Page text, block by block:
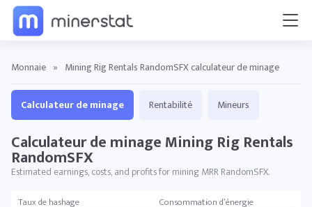
Monnaie » Mining Rig Rentals RandomSFX calculateur de minage
Calculateur de minage Rentabilité Mineurs
Calculateur de minage Mining Rig Rentals
RandomSFX
Estimated earnings, costs, and profits for mining MRR RandomSFX.
Taux de hashage Consommation d’énergie